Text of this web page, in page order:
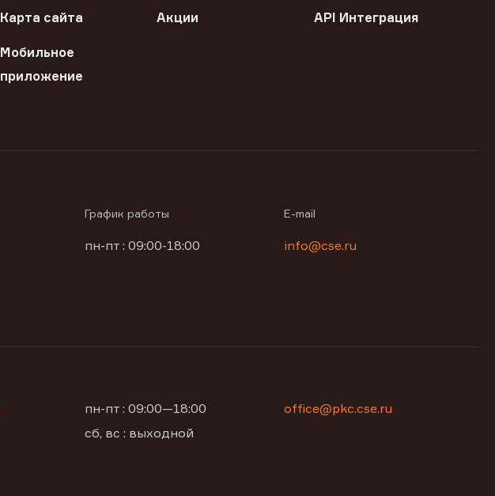
Карта сайта Акции API Интеграция
Мобильное
приложение
График работы
пн-пт : 09:00-18:00
E-mail
info@cse.ru
пн-пт : 09:00—18:00
сб, вс : выходной
office@pkc.cse.ru